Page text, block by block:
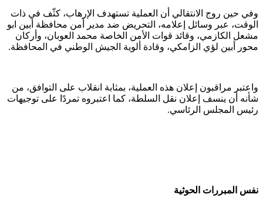
وفي حين روج الانتقالي أن العملية تستهدف الإرهاب، كثّف في ذات
الوقت، عبر وسائل إعلامه، التحريض ضد مدير أمن محافظة أبين ابو
مشعل الكازمي، وقائد قوات الأمن الخاصة محمد العوبان، وأركان
محور أبين لؤي الزامكي، وقادة ألوية الجيش الوطني في المحافظة.
واعتبر مراقبون إعلان هذه العملية، بمثابة انقلاب على التوافق، من
شأنه أن ينسف إعلان نقل السلطة، كما اعتبروه تمردًا على توجيهات
رئيس المجلس الرئاسي.
نفس المبررات الحوثية